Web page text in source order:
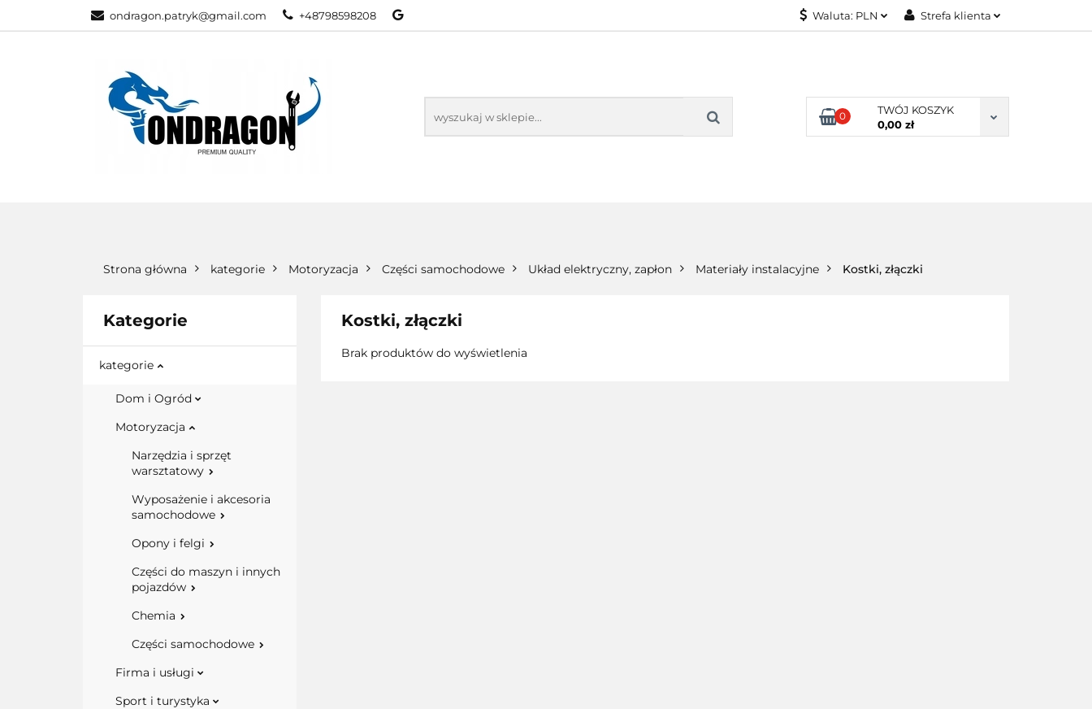
ondragon.patryk@gmail.com +48798598208 Waluta: PLN Strefa klienta
Dodaj zgłoszenie
Zgody cookies
0
TWÓJ KOSZYK
0,00 zł
KATEGORIE NOWOŚCI KONTAKT
Strona główna kategorie Motoryzacja Części samochodowe Układ elektryczny, zapłon Materiały instalacyjne Kostki, złączki
Kategorie
kategorie
Dom i Ogród
Motoryzacja
Narzędzia i sprzęt
warsztatowy
Wyposażenie i akcesoria
samochodowe
Opony i felgi
Części do maszyn i innych
pojazdów
Chemia
Części samochodowe
Firma i usługi
Sport i turystyka
Kostki, złączki
Brak produktów do wyświetlenia